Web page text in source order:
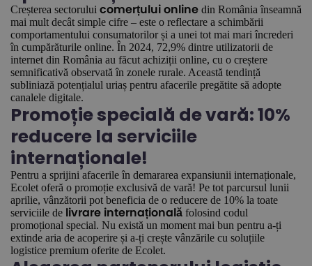
Creșterea sectorului comerțului online din România înseamnă
mai mult decât simple cifre – este o reflectare a schimbării
comportamentului consumatorilor și a unei tot mai mari încrederi
în cumpărăturile online. În 2024, 72,9% dintre utilizatorii de
internet din România au făcut achiziții online, cu o creștere
semnificativă observată în zonele rurale. Această tendință
subliniază potențialul uriaș pentru afacerile pregătite să adopte
canalele digitale.
Promoție specială de vară: 10%
reducere la serviciile
internaționale!
Pentru a sprijini afacerile în demararea expansiunii internaționale,
Ecolet oferă o promoție exclusivă de vară! Pe tot parcursul lunii
aprilie, vânzătorii pot beneficia de o reducere de 10% la toate
serviciile de livrare internațională folosind codul
promoțional special. Nu există un moment mai bun pentru a-ți
extinde aria de acoperire și a-ți crește vânzările cu soluțiile
logistice premium oferite de Ecolet.